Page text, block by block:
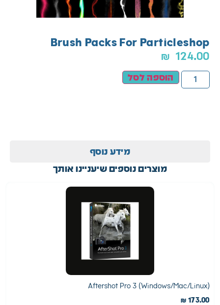
Brush Packs For Particleshop
₪ 124.00
הוספה לסל
מידע נוסף
מוצרים נוספים שיעניינו אותך
Aftershot Pro 3 (Windows/Mac/Linux)
₪ 173.00